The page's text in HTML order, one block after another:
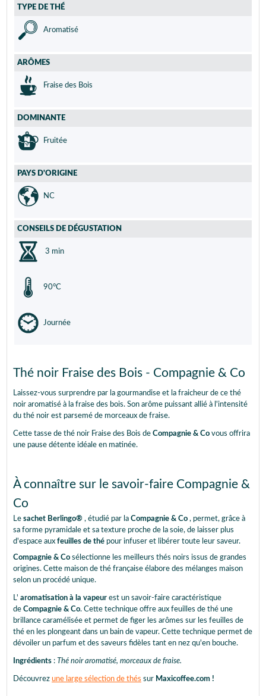
TYPE DE THÉ
Aromatisé
ARÔMES
Fraise des Bois
DOMINANTE
Fruitée
PAYS D'ORIGINE
NC
CONSEILS DE DÉGUSTATION
3 min
90°C
Journée
Thé noir Fraise des Bois - Compagnie & Co
Laissez-vous surprendre par la gourmandise et la fraicheur de ce thé
noir aromatisé à la fraise des bois. Son arôme puissant allié à l'intensité
du thé noir est parsemé de morceaux de fraise.
Cette tasse de thé noir Fraise des Bois de Compagnie & Co vous offrira
une pause détente idéale en matinée.
À connaître sur le savoir-faire Compagnie &
Co
Le sachet Berlingo® , étudié par la Compagnie & Co , permet, grâce à
sa forme pyramidale et sa texture proche de la soie, de laisser plus
d'espace aux feuilles de thé pour infuser et libérer toute leur saveur.
Compagnie & Co sélectionne les meilleurs thés noirs issus de grandes
origines. Cette maison de thé française élabore des mélanges maison
selon un procédé unique.
L' aromatisation à la vapeur est un savoir-faire caractéristique
de Compagnie & Co. Cette technique offre aux feuilles de thé une
brillance caramélisée et permet de figer les arômes sur les feuilles de
thé en les plongeant dans un bain de vapeur. Cette technique permet de
dévoiler un parfum et des saveurs fidèles tant en nez qu'en bouche.
Ingrédients : Thé noir aromatisé, morceaux de fraise.
Découvrez une large sélection de thés sur Maxicoffee.com !